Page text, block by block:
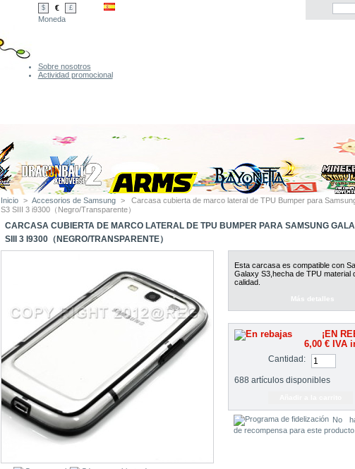
$ € £
Moneda
Sobre nosotros
Actividad promocional
Inicio > Accesorios de Samsung >
Carcasa cubierta de marco lateral de TPU Bumper para
S3 SIII 3 i9300（Negro/Transparente）
CARCASA CUBIERTA DE MARCO LATERAL DE TPU BUMPER PARA SAMSUNG
SIII 3 I9300（NEGRO/TRANSPARENTE）
Esta carcasa es compatible con
Galaxy S3,hecha de TPU material
calidad.
Más detalles
¡EN
6,00 €IVA
Cantidad:
688 artículos disponibles
No
de recompensa para este producto.